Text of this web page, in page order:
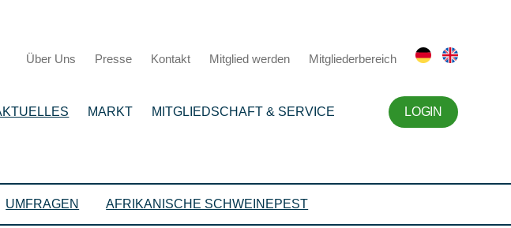
Über Uns Presse Kontakt Mitglied werden Mitgliederbereich
MARKT MITGLIEDSCHAFT & SERVICE LOGIN
UMFRAGEN AFRIKANISCHE SCHWEINEPEST